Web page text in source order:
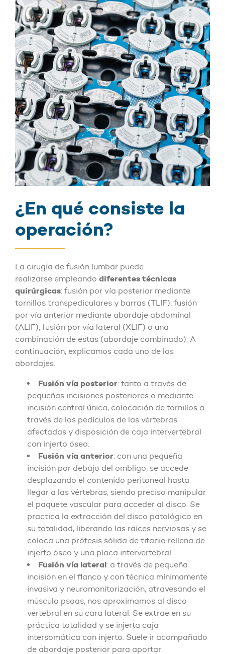
¿En qué consiste la
operación?
La cirugía de fusión lumbar puede
realizarse empleando diferentes técnicas
quirúrgicas: fusión por vía posterior mediante
tornillos transpediculares y barras (TLIF); fusión
por vía anterior mediante abordaje abdominal
(ALIF), fusión por vía lateral (XLIF) o una
combinación de estas (abordaje combinado). A
continuación, explicamos cada uno de los
abordajes.
Fusión vía posterior: tanto a través de
pequeñas incisiones posteriores o mediante
incisión central única, colocación de tornillos a
través de los pedículos de las vértebras
afectadas y disposición de caja intervertebral
con injerto óseo.
Fusión vía anterior: con una pequeña
incisión por debajo del ombligo, se accede
desplazando el contenido peritoneal hasta
llegar a las vértebras, siendo preciso manipular
el paquete vascular para acceder al disco. Se
practica la extracción del disco patológico en
su totalidad, liberando las raíces nerviosas y se
coloca una prótesis sólida de titanio rellena de
injerto óseo y una placa intervertebral.
Fusión vía lateral: a través de pequeña
incisión en el flanco y con técnica mínimamente
invasiva y neuromonitorización, atravesando el
músculo psoas, nos aproximamos al disco
vertebral en su cara lateral. Se extrae en su
práctica totalidad y se injerta caja
intersomática con injerto. Suele ir acompañado
de abordaje posterior para aportar